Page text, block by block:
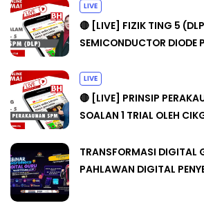
LIVE
🔴 [LIVE] FIZIK TING 5
SEMICONDUCTOR DIODE
LIVE
🔴 [LIVE] PRINSIP
SOALAN 1 TRIAL OLEH
TRANSFORMASI DIGITAL
PAHLAWAN DIGITAL